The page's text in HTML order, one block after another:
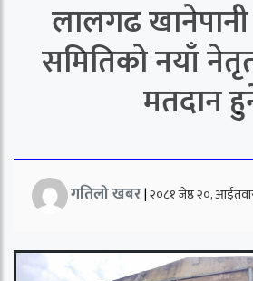
लालगढ
समितिको नयाँ
मतदान
गतिलो खबर|२०८१ जेष्ठ २०,